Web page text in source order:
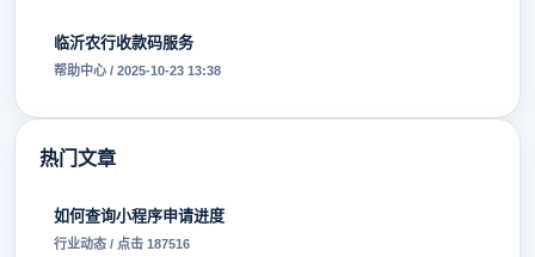
临沂农行收款码服务
帮助中心 / 2025-10-23 13:38
热门文章
如何查询小程序申请进度
行业动态 / 点击 187516